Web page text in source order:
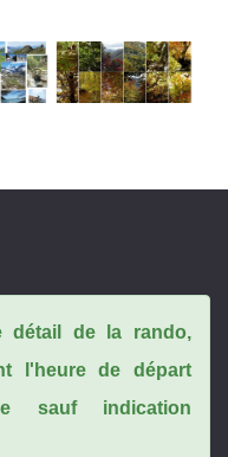
détail de la rando,
l'heure de départ
sauf indication